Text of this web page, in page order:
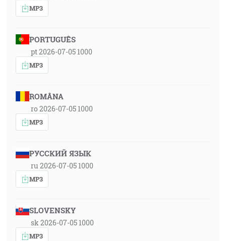
MP3
PORTUGUÊS
pt 2026-07-05 1000
MP3
ROMÂNA
ro 2026-07-05 1000
MP3
РУССКИЙ ЯЗЫК
ru 2026-07-05 1000
MP3
SLOVENSKY
sk 2026-07-05 1000
MP3